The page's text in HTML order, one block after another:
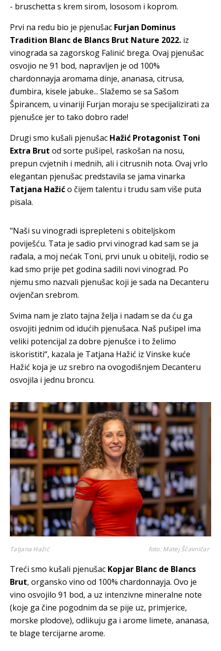
- bruschetta s krem sirom, lososom i koprom.
Prvi na redu bio je pjenušac Furjan Dominus
Tradition Blanc de Blancs Brut Nature 2022. iz
vinograda sa zagorskog Falinić brega. Ovaj pjenušac
osvojio ne 91 bod, napravljen je od 100%
chardonnayja aromama dinje, ananasa, citrusa,
đumbira, kisele jabuke... Slažemo se sa Sašom
Špirancem, u vinariji Furjan moraju se specijalizirati za
pjenušce jer to tako dobro rade!
Drugi smo kušali pjenušac Hažić Protagonist Toni
Extra Brut od sorte pušipel, raskošan na nosu,
prepun cvjetnih i mednih, ali i citrusnih nota. Ovaj vrlo
elegantan pjenušac predstavila se jama vinarka
Tatjana Hažićo čijem talentu i trudu sam više puta
pisala.
"Naši su vinogradi isprepleteni s obiteljskom
poviješću. Tata je sadio prvi vinograd kad sam se ja
rađala, a moj nećak Toni, prvi unuk u obitelji, rodio se
kad smo prije pet godina sadili novi vinograd. Po
njemu smo nazvali pjenušac koji je sada na Decanteru
ovjenčan srebrom.
Svima nam je zlato tajna želja i nadam se da ću ga
osvojiti jednim od idućih pjenušaca. Naš pušipel ima
veliki potencijal za dobre pjenušce i to želimo
iskoristiti“, kazala je Tatjana Hažić iz Vinske kuće
Hažić koja je uz srebro na ovogodišnjem Decanteru
osvojila i jednu broncu.
Tatjana Hažić foto: Matej Ščavničar
Treći smo kušali pjenušac Kopjar Blanc de Blancs
Brut, organsko vino od 100% chardonnayja. Ovo je
vino osvojilo 91 bod, a uz intenzivne mineralne note
(koje ga čine pogodnim da se pije uz, primjerice,
morske plodove), odlikuju ga i arome limete, ananasa,
te blage tercijarne arome.